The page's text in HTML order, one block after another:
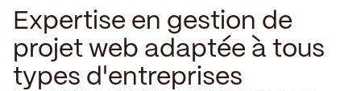
Expertise en gestion de
projet web adaptée à tous
types d'entreprises